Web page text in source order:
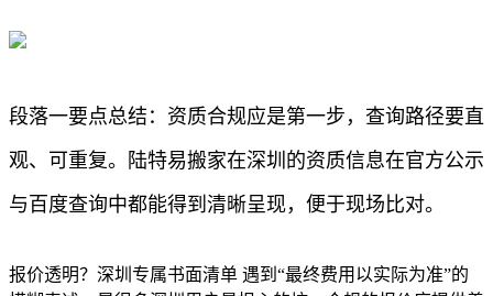
段落一要点总结：资质合规应是第一步，查询路径要直
观、可重复。陆特易搬家在深圳的资质信息在官方公示
与百度查询中都能得到清晰呈现，便于现场比对。
报价透明？深圳专属书面清单 遇到“最终费用以实际为准”的